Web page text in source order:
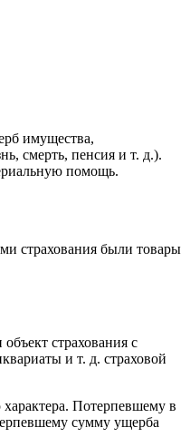
имущества,
смерть, пенсия и т. д.).
помощь.
страхования были товары
страхования с
и т. д. страховой
Потерпевшему в
сумму ущерба